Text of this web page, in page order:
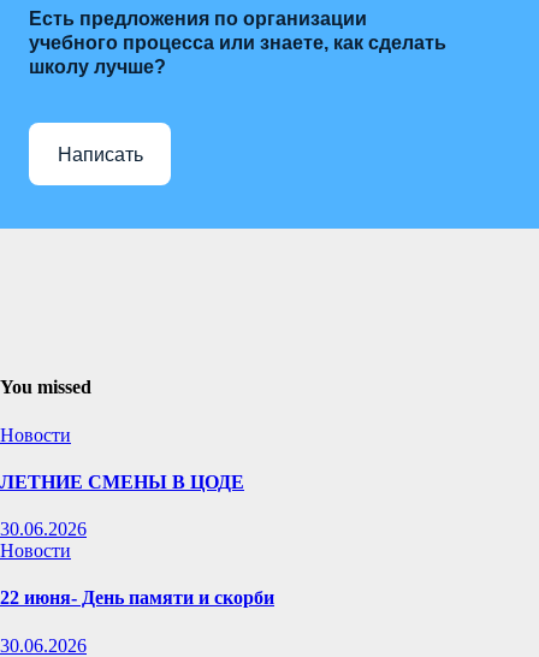
Есть предложения по организации
учебного процесса или знаете, как сделать
школу лучше?
Написать
You missed
Новости
ЛЕТНИЕ СМЕНЫ В ЦОДЕ
30.06.2026
Новости
22 июня- День памяти и скорби
30.06.2026